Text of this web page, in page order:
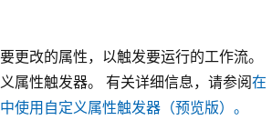
更改的属性，以触发要运行的工作流。
属性触发器。 有关详细信息，请参阅在
使用自定义属性触发器（预览版）。